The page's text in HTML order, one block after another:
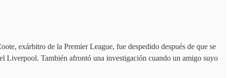
exárbitro de la Premier League, fue despedido después de que se
Liverpool. También afrontó una investigación cuando un amigo suyo